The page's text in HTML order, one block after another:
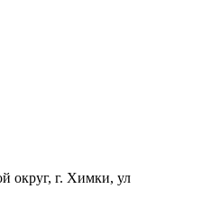
округ, г. Химки, ул